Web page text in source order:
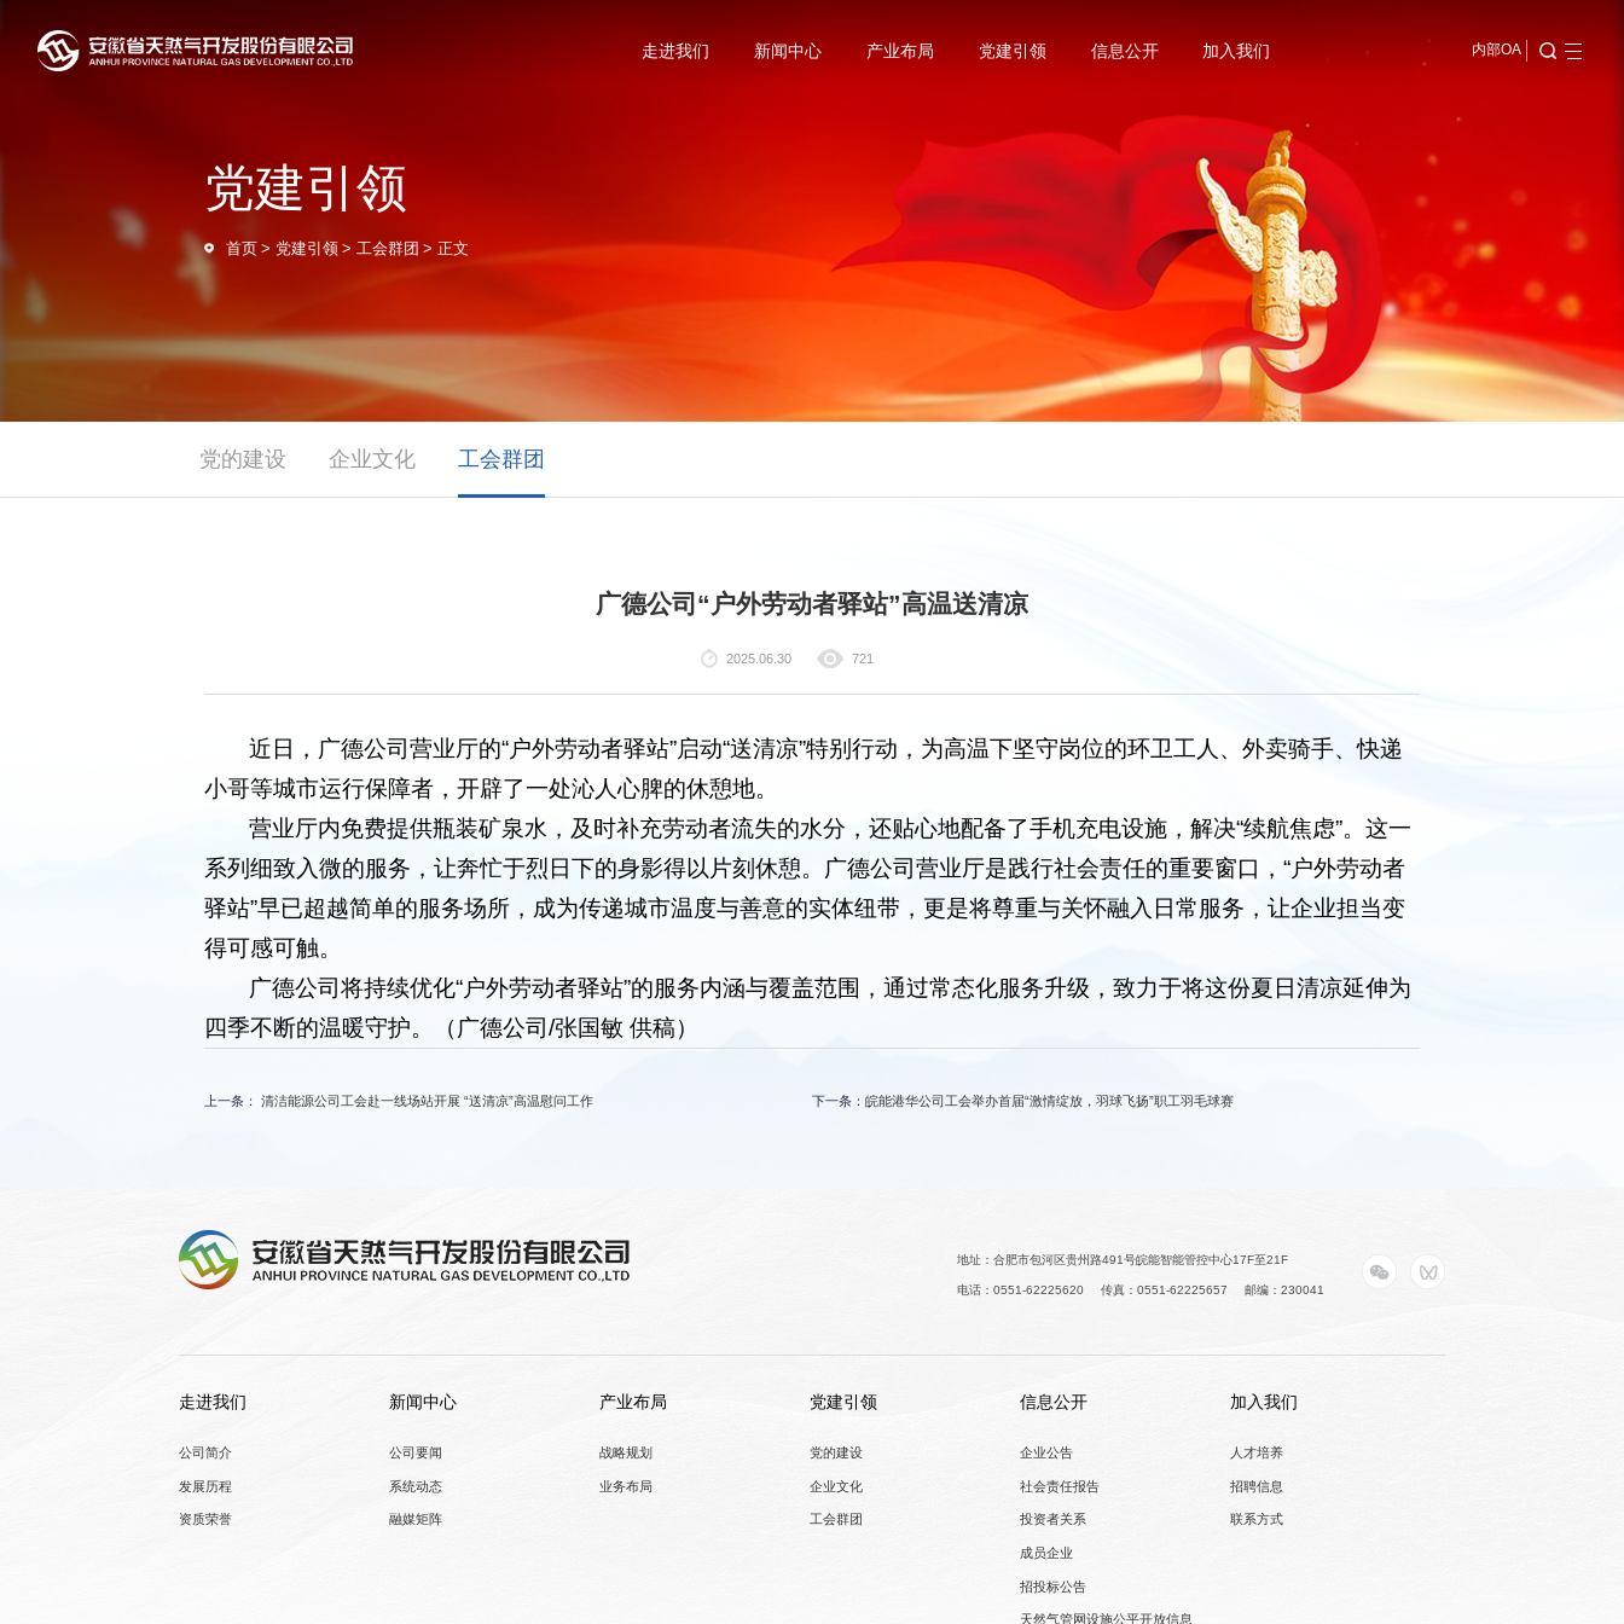
走进我们 新闻中心 产业布局 党建引领 信息公开 加入我们 内部OA
党建引领
首页 > 党建引领 > 工会群团 > 正文
党的建设 企业文化 工会群团
广德公司“户外劳动者驿站”高温送清凉
2025.06.30 721
近日，广德公司营业厅的“户外劳动者驿站”启动“送清凉”特别行动，为高温下坚守岗位的环卫工人、外卖骑手、快递
小哥等城市运行保障者，开辟了一处沁人心脾的休憩地。
营业厅内免费提供瓶装矿泉水，及时补充劳动者流失的水分，还贴心地配备了手机充电设施，解决“续航焦虑”。这一
系列细致入微的服务，让奔忙于烈日下的身影得以片刻休憩。广德公司营业厅是践行社会责任的重要窗口，“户外劳动者
驿站”早已超越简单的服务场所，成为传递城市温度与善意的实体纽带，更是将尊重与关怀融入日常服务，让企业担当变
得可感可触。
广德公司将持续优化“户外劳动者驿站”的服务内涵与覆盖范围，通过常态化服务升级，致力于将这份夏日清凉延伸为
四季不断的温暖守护。（广德公司/张国敏 供稿）
上一条： 清洁能源公司工会赴一线场站开展 “送清凉”高温慰问工作 下一条： 皖能港华公司工会举办首届“激情绽放，羽球飞扬”职工羽毛球赛
地址：合肥市包河区贵州路491号皖能智能管控中心17F至21F
电话：0551-62225620 传真：0551-62225657 邮编：230041
走进我们
公司简介
发展历程
资质荣誉
新闻中心
公司要闻
系统动态
融媒矩阵
产业布局
战略规划
业务布局
党建引领
党的建设
企业文化
工会群团
信息公开
企业公告
社会责任报告
投资者关系
成员企业
招投标公告
天然气管网设施公平开放信息
加入我们
人才培养
招聘信息
联系方式